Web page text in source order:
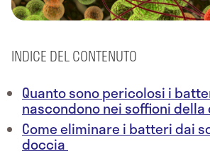
INDICE DEL CONTENUTO
Quanto sono pericolosi i
nascondono nei soffioni
Come eliminare i batteri dai
doccia